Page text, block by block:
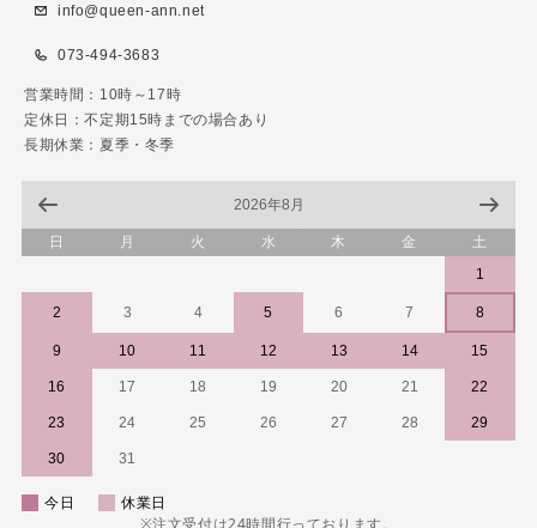
info@queen-ann.net
073-494-3683
営業時間：10時～17時
定休日：不定期15時までの場合あり
長期休業：夏季・冬季
2026年8月
日 月 火 水 木 金
土
1
2 3 4 5 6 7 8
9 10 11 12 13 14 15
16 17 18 19 20 21 22
23 24 25 26 27 28 29
30 31
今日
休業日
※注文受付は24時間行っております。